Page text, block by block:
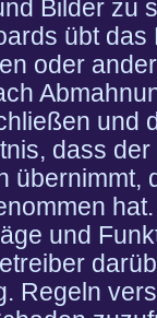
Bilder zu
übt
oder
und
dass
übernimmt,
und
Regeln